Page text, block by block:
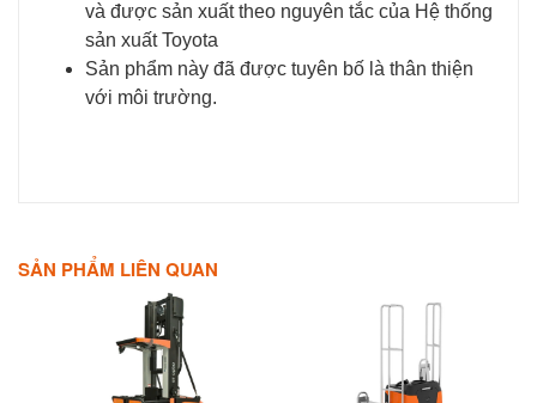
và được sản xuất theo nguyên tắc của Hệ thống
sản xuất Toyota
Sản phẩm này đã được tuyên bố là thân thiện
với môi trường.
SẢN PHẨM LIÊN QUAN